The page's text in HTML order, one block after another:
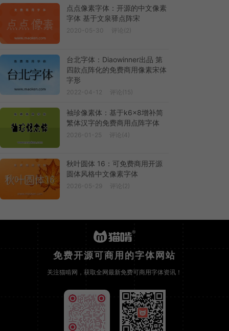
点点像素字体：开源的中文像素
字体 基于文泉驿点阵宋
2020-05-30 评论(2)
台北字体：Diaowinner出品 第
四款点阵化的免费商用像素宋体
字形
2022-04-12 评论(15)
袖珍像素体：基于k6x8增补简
繁体汉字的免费商用点阵字体
2026-01-25 评论(4)
秋叶圆体 16：可免费商用开源
圆体风格中文像素字体
2026-05-29 评论(2)
免费开源可商用的字体网站
关注猫啃网，获取全网最新免费可商用字体资讯！